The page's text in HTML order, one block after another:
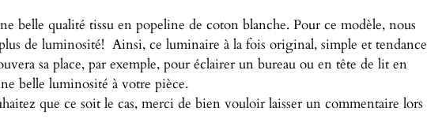
belle qualité tissu en popeline de coton blanche. Pour ce modèle, nous
de luminosité! Ainsi, ce luminaire à la fois original, simple et tendance
sa place, par exemple, pour éclairer un bureau ou en tête de lit en
belle luminosité à votre pièce.
que ce soit le cas, merci de bien vouloir laisser un commentaire lors